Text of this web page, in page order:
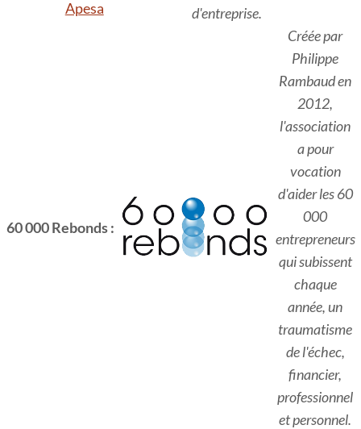
d'entreprise.
60 000 Rebonds :
Créée par
Philippe
Rambaud en
2012,
l'association
a pour
vocation
d'aider les 60
000
entrepreneurs
qui subissent
chaque
année, un
traumatisme
de l'échec,
financier,
professionnel
et personnel.